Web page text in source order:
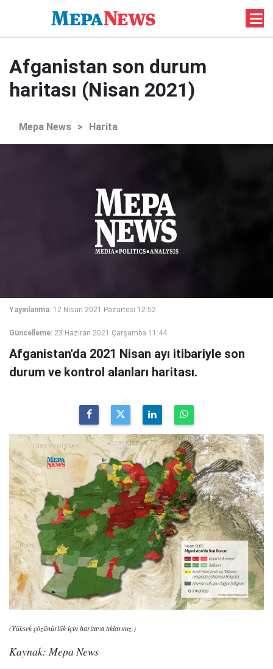
Afganistan son durum
haritası (Nisan 2021)
Mepa News > Harita
Yayınlanma: 12 Nisan 2021 Pazartesi 12:52
Güncelleme: 23 Haziran 2021 Çarşamba 11:44
Afganistan'da 2021 Nisan ayı itibariyle son
durum ve kontrol alanları haritası.
(Yüksek çözünürlük için haritaya tıklayınız.)
Kaynak: Mepa News